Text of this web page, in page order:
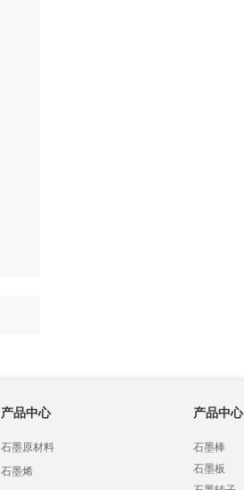
产品中心
石墨原材料
石墨烯
产品中心
石墨棒
石墨板